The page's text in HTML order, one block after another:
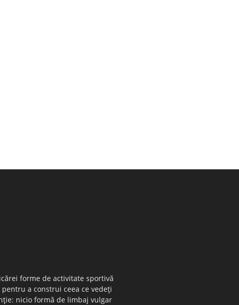
forme de activitate sportivă
a construi ceea ce vedeţi
nicio formă de limbaj vulgar